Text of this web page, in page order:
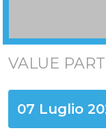
VALUE
07 Luglio